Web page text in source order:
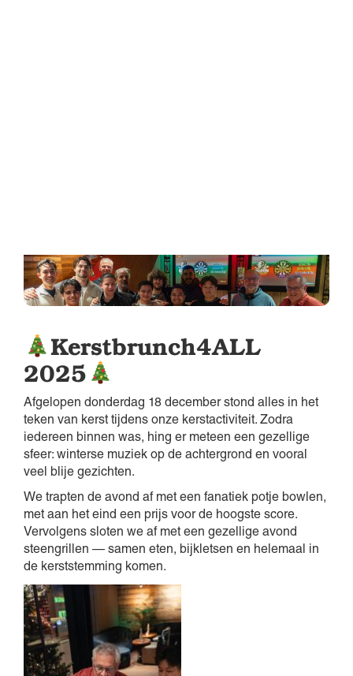
Kerstbrunch4ALL
2025
Afgelopen donderdag 18 december stond alles in het
teken van kerst tijdens onze kerstactiviteit. Zodra
iedereen binnen was, hing er meteen een gezellige
sfeer: winterse muziek op de achtergrond en vooral
veel blije gezichten.
We trapten de avond af met een fanatiek potje bowlen,
met aan het eind een prijs voor de hoogste score.
Vervolgens sloten we af met een gezellige avond
steengrillen — samen eten, bijkletsen en helemaal in
de kerststemming komen.